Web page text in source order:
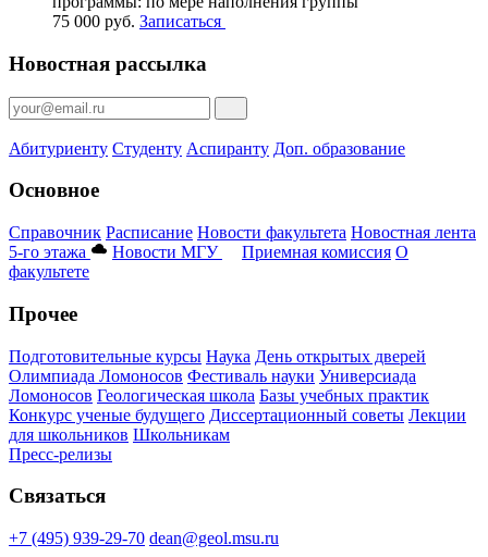
75 000 руб. Записаться
Новостная рассылка
Абитуриенту Студенту Аспиранту Доп. образование
Основное
Справочник Расписание Новости факультета Новостная лента
5-го этажа
Новости МГУ Приемная комиссия О
факультете
Прочее
Подготовительные курсы Наука День открытых дверей
Олимпиада Ломоносов Фестиваль науки Универсиада
Ломоносов Геологическая школа Базы учебных практик
Конкурс ученые будущего Диссертационный советы Лекции
для школьников Школьникам
Пресс-релизы
Связаться
+7 (495) 939-29-70 dean@geol.msu.ru